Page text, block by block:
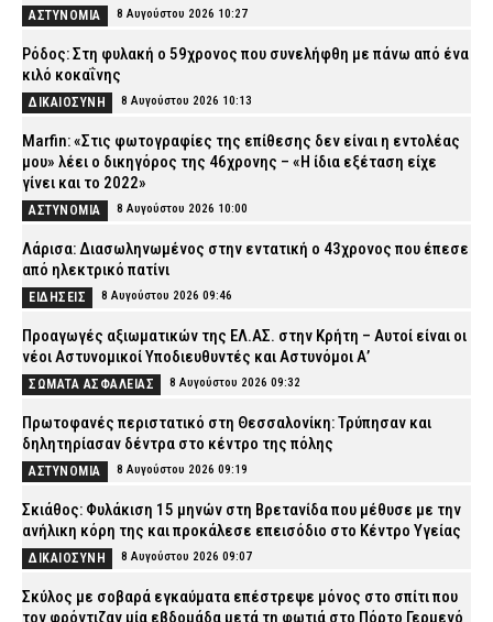
ΑΣΤΥΝΟΜΙΑ 8 Αυγούστου 2026 10:27
Ρόδος: Στη φυλακή ο 59χρονος που συνελήφθη με πάνω από ένα
κιλό κοκαΐνης
ΔΙΚΑΙΟΣΥΝΗ 8 Αυγούστου 2026 10:13
Marfin: «Στις φωτογραφίες της επίθεσης δεν είναι η εντολέας
μου» λέει ο δικηγόρος της 46χρονης – «Η ίδια εξέταση είχε
γίνει και το 2022»
ΑΣΤΥΝΟΜΙΑ 8 Αυγούστου 2026 10:00
Λάρισα: Διασωληνωμένος στην εντατική ο 43χρονος που έπεσε
από ηλεκτρικό πατίνι
ΕΙΔΗΣΕΙΣ 8 Αυγούστου 2026 09:46
Προαγωγές αξιωματικών της ΕΛ.ΑΣ. στην Κρήτη – Αυτοί είναι οι
νέοι Αστυνομικοί Υποδιευθυντές και Αστυνόμοι Α’
ΣΩΜΑΤΑ ΑΣΦΑΛΕΙΑΣ 8 Αυγούστου 2026 09:32
Πρωτοφανές περιστατικό στη Θεσσαλονίκη: Τρύπησαν και
δηλητηρίασαν δέντρα στο κέντρο της πόλης
ΑΣΤΥΝΟΜΙΑ 8 Αυγούστου 2026 09:19
Σκιάθος: Φυλάκιση 15 μηνών στη Βρετανίδα που μέθυσε με την
ανήλικη κόρη της και προκάλεσε επεισόδιο στο Κέντρο Υγείας
ΔΙΚΑΙΟΣΥΝΗ 8 Αυγούστου 2026 09:07
Σκύλος με σοβαρά εγκαύματα επέστρεψε μόνος στο σπίτι που
τον φρόντιζαν μία εβδομάδα μετά τη φωτιά στο Πόρτο Γερμενό